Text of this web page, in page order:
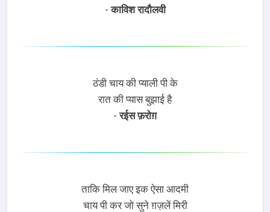
-काविश रादौलवी
ठंडी चाय की प्याली पी के
रात की प्यास बुझाई है
-रईस फ़रोग़
ताकि मिल जाए इक ऐसा आदमी
चाय पी कर जो सुने ग़ज़लें मिरी